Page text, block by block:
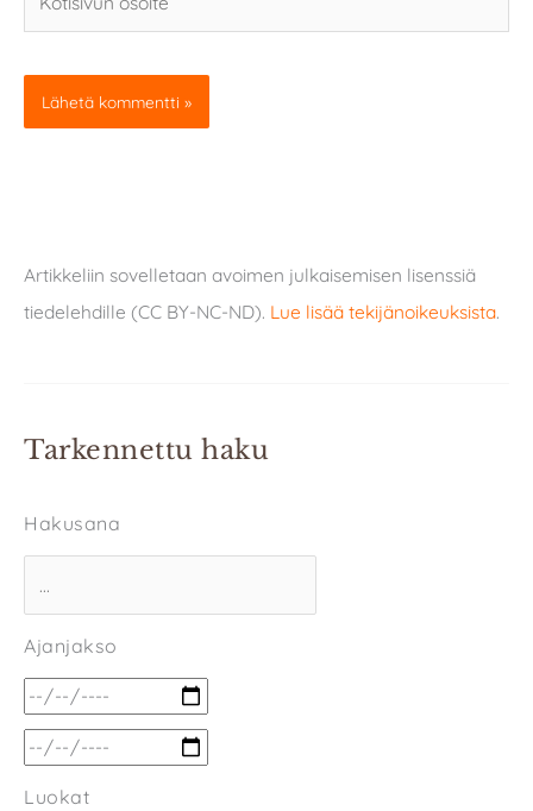
osoite
Artikkeliin sovelletaan avoimen julkaisemisen lisenssiä
tiedelehdille (CC BY-NC-ND). Lue lisää tekijänoikeuksista.
Tarkennettu haku
Hakusana
Ajanjakso
Luokat